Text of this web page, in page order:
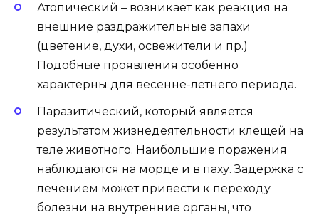
Атопический – возникает как реакция на
внешние раздражительные запахи
(цветение, духи, освежители и пр.)
Подобные проявления особенно
характерны для весенне-летнего периода.
Паразитический, который является
результатом жизнедеятельности клещей на
теле животного. Наибольшие поражения
наблюдаются на морде и в паху. Задержка с
лечением может привести к переходу
болезни на внутренние органы, что